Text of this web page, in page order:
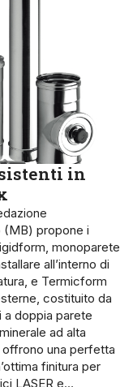
in
(MB) propone i
monoparete
all’interno di
e Termicform
costituito da
a doppia parete
ad alta
una perfetta
finitura per
LASER e…